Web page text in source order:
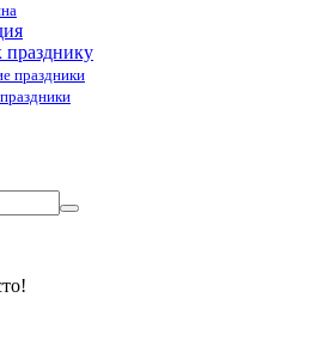
праздники